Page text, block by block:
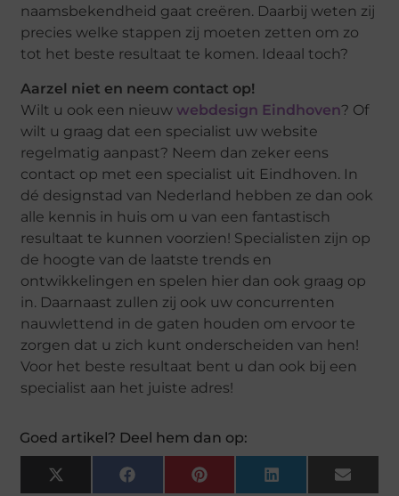
naamsbekendheid gaat creëren. Daarbij weten zij
precies welke stappen zij moeten zetten om zo
tot het beste resultaat te komen. Ideaal toch?
Aarzel niet en neem contact op!
Wilt u ook een nieuwwebdesign Eindhoven? Of
wilt u graag dat een specialist uw website
regelmatig aanpast? Neem dan zeker eens
contact op met een specialist uit Eindhoven. In
dé designstad van Nederland hebben ze dan ook
alle kennis in huis om u van een fantastisch
resultaat te kunnen voorzien! Specialisten zijn op
de hoogte van de laatste trends en
ontwikkelingen en spelen hier dan ook graag op
in. Daarnaast zullen zij ook uw concurrenten
nauwlettend in de gaten houden om ervoor te
zorgen dat u zich kunt onderscheiden van hen!
Voor het beste resultaat bent u dan ook bij een
specialist aan het juiste adres!
Goed artikel? Deel hem dan op:
X
FacebookPinterestLinkedInEmail